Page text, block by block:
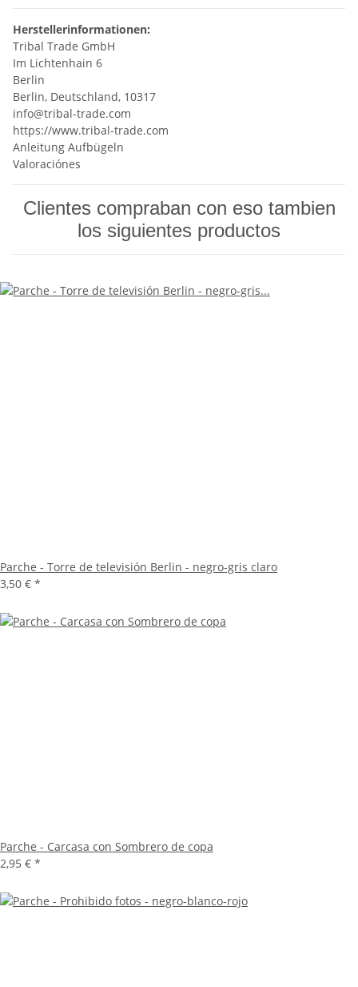
Herstellerinformationen:
Tribal Trade GmbH
Im Lichtenhain 6
Berlin
Berlin, Deutschland, 10317
info@tribal-trade.com
https://www.tribal-trade.com
Anleitung Aufbügeln
Valoraciónes
Clientes compraban con eso tambien
los siguientes productos
Parche - Torre de televisión Berlin - negro-gris claro
3,50 € *
Parche - Carcasa con Sombrero de copa
2,95 € *